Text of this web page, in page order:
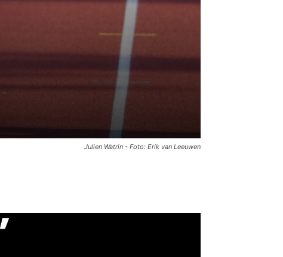
Julien Watrin - Foto: Erik van Leeuwen